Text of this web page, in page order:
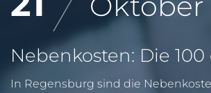
In Regensburg sind die